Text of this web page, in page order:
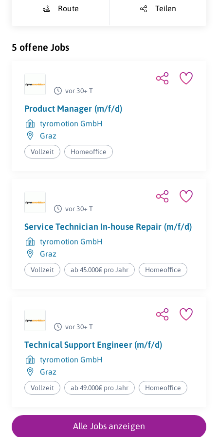
Route Teilen
5 offene Jobs
vor 30+ T
Product Manager (m/f/d)
tyromotion GmbH
Graz
Vollzeit Homeoffice
vor 30+ T
Service Technician In-house Repair (m/f/d)
tyromotion GmbH
Graz
Vollzeit ab 45.000€ pro Jahr Homeoffice
vor 30+ T
Technical Support Engineer (m/f/d)
tyromotion GmbH
Graz
Vollzeit ab 49.000€ pro Jahr Homeoffice
Alle Jobs anzeigen